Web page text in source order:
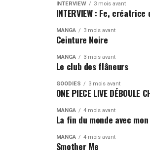
INTERVIEW 3 mois avant
INTERVIEW : Fe,
MANGA 3 mois avant
Ceinture Noire
MANGA 3 mois avant
Le club des flâneurs
GOODIES 3 mois avant
ONE PIECE LIVE DÉBOULE
MANGA 4 mois avant
La fin du monde avec
MANGA 4 mois avant
Smother Me